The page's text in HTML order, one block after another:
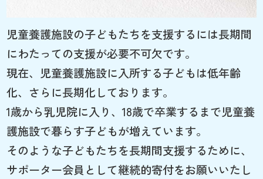
児童養護施設の子どもたちを支援するには長期間
にわたっての支援が必要不可欠です。
現在、児童養護施設に入所する子どもは低年齢
化、さらに長期化しております。
1歳から乳児院に入り、18歳で卒業するまで児童養
護施設で暮らす子どもが増えています。
そのような子どもたちを長期間支援するために、
サポーター会員として継続的寄付をお願いいたし